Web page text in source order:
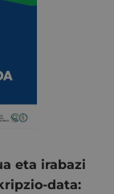
eta irabazi
data: